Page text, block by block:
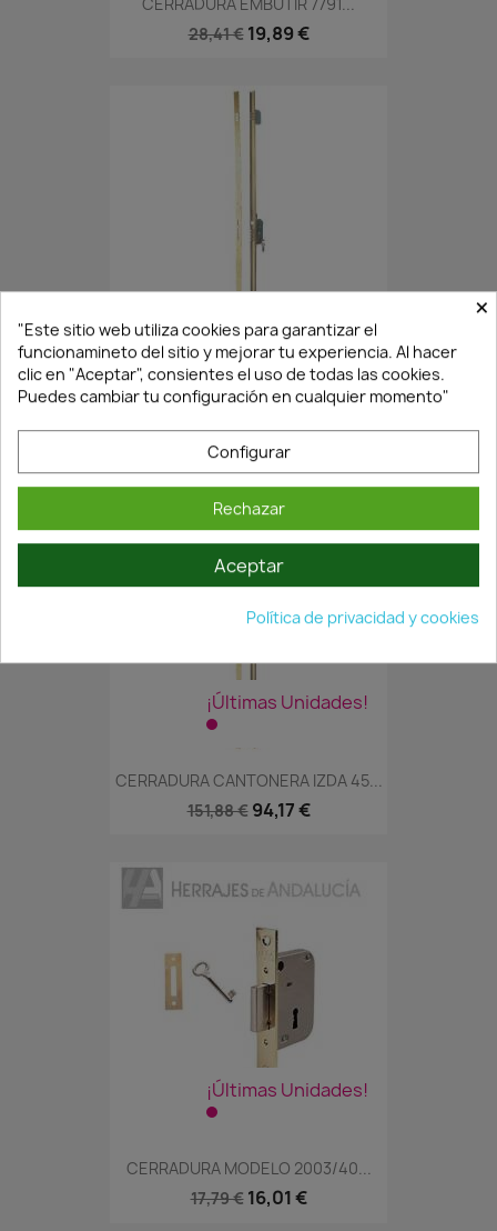
28,41 € 19,89 €
CERRADURA DE SEGURIDAD...
¡Últimas Unidades!
CERRADURA CANTONERA IZDA 45...
151,88 € 94,17 €
¡Últimas Unidades!
CERRADURA MODELO 2003/40...
17,79 € 16,01 €
×
"Este sitio web utiliza cookies para garantizar el
funcionamineto del sitio y mejorar tu experiencia. Al hacer
clic en "Aceptar", consientes el uso de todas las cookies.
Puedes cambiar tu configuración en cualquier momento"
Configurar
Rechazar
Aceptar
Política de privacidad y cookies